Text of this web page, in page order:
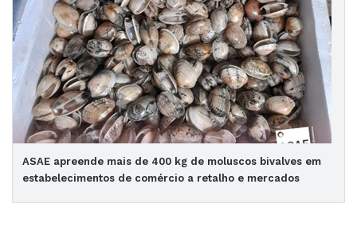
ASAE apreende mais de 400 kg de moluscos bivalves em
estabelecimentos de comércio a retalho e mercados